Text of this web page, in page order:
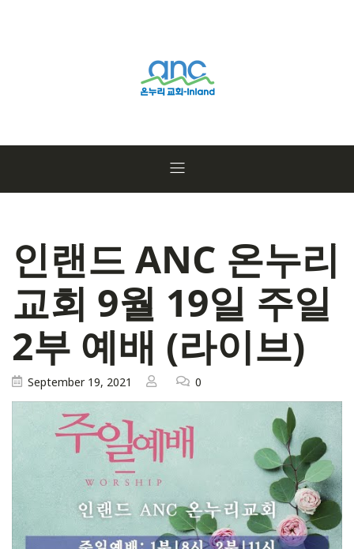
인랜드 ANC 온누리
교회 9월 19일 주일
2부 예배 (라이브)
September 19, 2021 0